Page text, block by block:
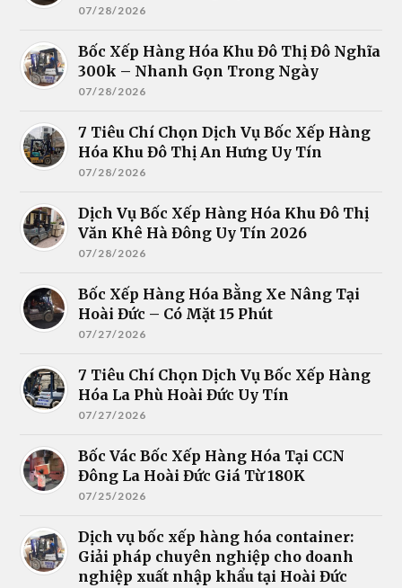
07/28/2026
Bốc Xếp Hàng Hóa Khu Đô Thị Đô Nghĩa
300k – Nhanh Gọn Trong Ngày
07/28/2026
7 Tiêu Chí Chọn Dịch Vụ Bốc Xếp Hàng
Hóa Khu Đô Thị An Hưng Uy Tín
07/28/2026
Dịch Vụ Bốc Xếp Hàng Hóa Khu Đô Thị
Văn Khê Hà Đông Uy Tín 2026
07/28/2026
Bốc Xếp Hàng Hóa Bằng Xe Nâng Tại
Hoài Đức – Có Mặt 15 Phút
07/27/2026
7 Tiêu Chí Chọn Dịch Vụ Bốc Xếp Hàng
Hóa La Phù Hoài Đức Uy Tín
07/27/2026
Bốc Vác Bốc Xếp Hàng Hóa Tại CCN
Đông La Hoài Đức Giá Từ 180K
07/25/2026
Dịch vụ bốc xếp hàng hóa container:
Giải pháp chuyên nghiệp cho doanh
nghiệp xuất nhập khẩu tại Hoài Đức